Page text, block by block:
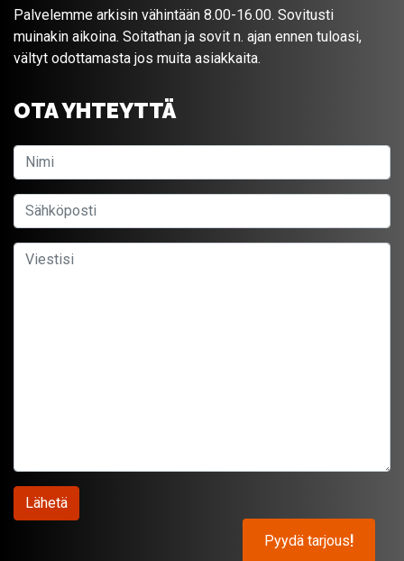
Palvelemme arkisin vähintään 8.00-16.00. Sovitusti
muinakin aikoina. Soitathan ja sovit n. ajan ennen tuloasi,
vältyt odottamasta jos muita asiakkaita.
OTA YHTEYTTÄ
Pyydä tarjous!